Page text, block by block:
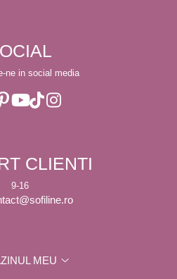
ne in social media
CLIENTI
9-16
MEU